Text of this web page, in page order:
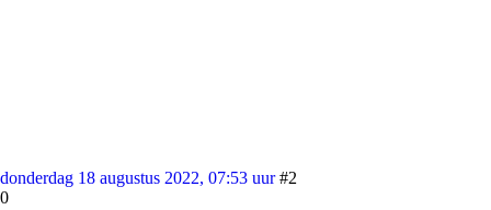
donderdag 18 augustus 2022, 07:53 uur #2
0